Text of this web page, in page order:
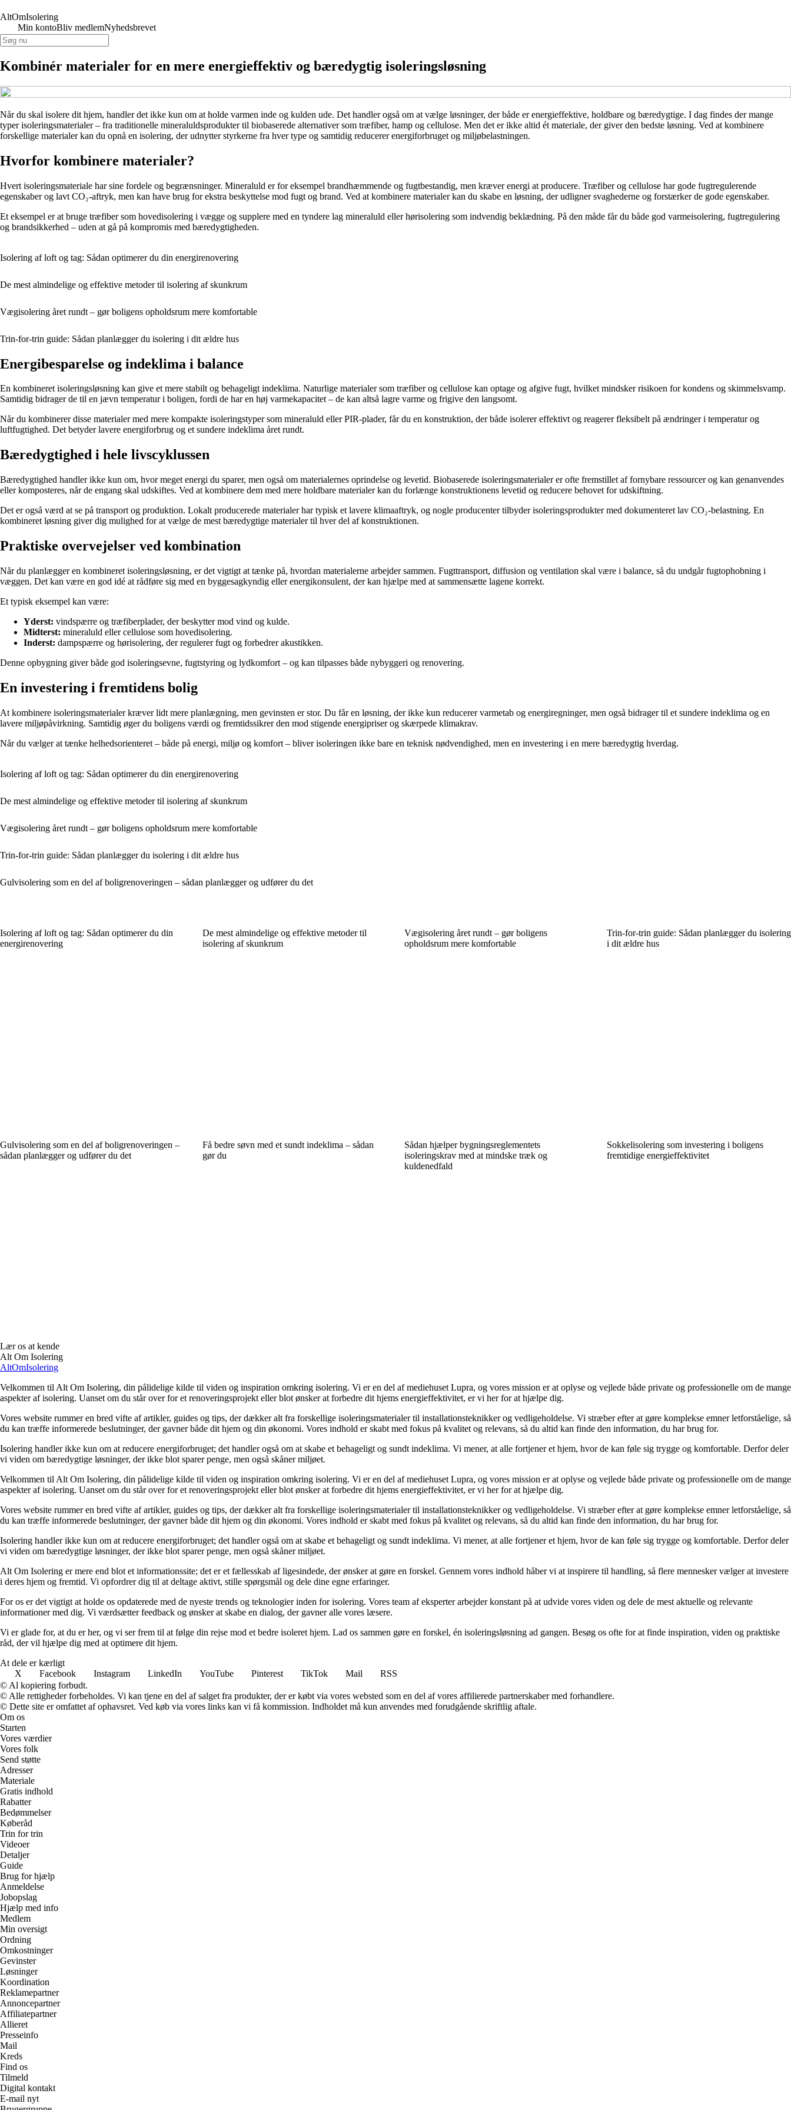
AltOmIsolering
Min kontoBliv medlemNyhedsbrevet
Kombinér materialer for en mere energieffektiv og bæredygtig isoleringsløsning
Når du skal isolere dit hjem, handler det ikke kun om at holde varmen inde og kulden ude. Det handler også om at vælge løsninger, der både er energieffektive, holdbare og bæredygtige. I dag findes der mange
typer isoleringsmaterialer – fra traditionelle mineraluldsprodukter til biobaserede alternativer som træfiber, hamp og cellulose. Men det er ikke altid ét materiale, der giver den bedste løsning. Ved at kombinere
forskellige materialer kan du opnå en isolering, der udnytter styrkerne fra hver type og samtidig reducerer energiforbruget og miljøbelastningen.
Hvorfor kombinere materialer?
Hvert isoleringsmateriale har sine fordele og begrænsninger. Mineraluld er for eksempel brandhæmmende og fugtbestandig, men kræver energi at producere. Træfiber og cellulose har gode fugtregulerende
egenskaber og lavt CO₂-aftryk, men kan have brug for ekstra beskyttelse mod fugt og brand. Ved at kombinere materialer kan du skabe en løsning, der udligner svaghederne og forstærker de gode egenskaber.
Et eksempel er at bruge træfiber som hovedisolering i vægge og supplere med en tyndere lag mineraluld eller hørisolering som indvendig beklædning. På den måde får du både god varmeisolering, fugtregulering
og brandsikkerhed – uden at gå på kompromis med bæredygtigheden.
Isolering af loft og tag: Sådan optimerer du din energirenovering
De mest almindelige og effektive metoder til isolering af skunkrum
Vægisolering året rundt – gør boligens opholdsrum mere komfortable
Trin-for-trin guide: Sådan planlægger du isolering i dit ældre hus
Energibesparelse og indeklima i balance
En kombineret isoleringsløsning kan give et mere stabilt og behageligt indeklima. Naturlige materialer som træfiber og cellulose kan optage og afgive fugt, hvilket mindsker risikoen for kondens og skimmelsvamp.
Samtidig bidrager de til en jævn temperatur i boligen, fordi de har en høj varmekapacitet – de kan altså lagre varme og frigive den langsomt.
Når du kombinerer disse materialer med mere kompakte isoleringstyper som mineraluld eller PIR-plader, får du en konstruktion, der både isolerer effektivt og reagerer fleksibelt på ændringer i temperatur og
luftfugtighed. Det betyder lavere energiforbrug og et sundere indeklima året rundt.
Bæredygtighed i hele livscyklussen
Bæredygtighed handler ikke kun om, hvor meget energi du sparer, men også om materialernes oprindelse og levetid. Biobaserede isoleringsmaterialer er ofte fremstillet af fornybare ressourcer og kan genanvendes
eller komposteres, når de engang skal udskiftes. Ved at kombinere dem med mere holdbare materialer kan du forlænge konstruktionens levetid og reducere behovet for udskiftning.
Det er også værd at se på transport og produktion. Lokalt producerede materialer har typisk et lavere klimaaftryk, og nogle producenter tilbyder isoleringsprodukter med dokumenteret lav CO₂-belastning. En
kombineret løsning giver dig mulighed for at vælge de mest bæredygtige materialer til hver del af konstruktionen.
Praktiske overvejelser ved kombination
Når du planlægger en kombineret isoleringsløsning, er det vigtigt at tænke på, hvordan materialerne arbejder sammen. Fugttransport, diffusion og ventilation skal være i balance, så du undgår fugtophobning i
væggen. Det kan være en god idé at rådføre sig med en byggesagkyndig eller energikonsulent, der kan hjælpe med at sammensætte lagene korrekt.
Et typisk eksempel kan være:
Yderst: vindspærre og træfiberplader, der beskytter mod vind og kulde.
Midterst: mineraluld eller cellulose som hovedisolering.
Inderst: dampspærre og hørisolering, der regulerer fugt og forbedrer akustikken.
Denne opbygning giver både god isoleringsevne, fugtstyring og lydkomfort – og kan tilpasses både nybyggeri og renovering.
En investering i fremtidens bolig
At kombinere isoleringsmaterialer kræver lidt mere planlægning, men gevinsten er stor. Du får en løsning, der ikke kun reducerer varmetab og energiregninger, men også bidrager til et sundere indeklima og en
lavere miljøpåvirkning. Samtidig øger du boligens værdi og fremtidssikrer den mod stigende energipriser og skærpede klimakrav.
Når du vælger at tænke helhedsorienteret – både på energi, miljø og komfort – bliver isoleringen ikke bare en teknisk nødvendighed, men en investering i en mere bæredygtig hverdag.
Isolering af loft og tag: Sådan optimerer du din energirenovering
De mest almindelige og effektive metoder til isolering af skunkrum
Vægisolering året rundt – gør boligens opholdsrum mere komfortable
Trin-for-trin guide: Sådan planlægger du isolering i dit ældre hus
Gulvisolering som en del af boligrenoveringen – sådan planlægger og udfører du det
Isolering af loft og tag: Sådan optimerer du din
energirenovering
De mest almindelige og effektive metoder til
isolering af skunkrum
Vægisolering året rundt – gør boligens
opholdsrum mere komfortable
Trin-for-trin guide: Sådan planlægger du isolering
i dit ældre hus
Gulvisolering som en del af boligrenoveringen –
sådan planlægger og udfører du det
Få bedre søvn med et sundt indeklima – sådan
gør du
Sådan hjælper bygningsreglementets
isoleringskrav med at mindske træk og
kuldenedfald
Sokkelisolering som investering i boligens
fremtidige energieffektivitet
Lær os at kende
Alt Om Isolering
AltOmIsolering
Velkommen til Alt Om Isolering, din pålidelige kilde til viden og inspiration omkring isolering. Vi er en del af mediehuset Lupra, og vores mission er at oplyse og vejlede både private og professionelle om de mange
aspekter af isolering. Uanset om du står over for et renoveringsprojekt eller blot ønsker at forbedre dit hjems energieffektivitet, er vi her for at hjælpe dig.
Vores website rummer en bred vifte af artikler, guides og tips, der dækker alt fra forskellige isoleringsmaterialer til installationsteknikker og vedligeholdelse. Vi stræber efter at gøre komplekse emner letforståelige, så
du kan træffe informerede beslutninger, der gavner både dit hjem og din økonomi. Vores indhold er skabt med fokus på kvalitet og relevans, så du altid kan finde den information, du har brug for.
Isolering handler ikke kun om at reducere energiforbruget; det handler også om at skabe et behageligt og sundt indeklima. Vi mener, at alle fortjener et hjem, hvor de kan føle sig trygge og komfortable. Derfor deler
vi viden om bæredygtige løsninger, der ikke blot sparer penge, men også skåner miljøet.
Velkommen til Alt Om Isolering, din pålidelige kilde til viden og inspiration omkring isolering. Vi er en del af mediehuset Lupra, og vores mission er at oplyse og vejlede både private og professionelle om de mange
aspekter af isolering. Uanset om du står over for et renoveringsprojekt eller blot ønsker at forbedre dit hjems energieffektivitet, er vi her for at hjælpe dig.
Vores website rummer en bred vifte af artikler, guides og tips, der dækker alt fra forskellige isoleringsmaterialer til installationsteknikker og vedligeholdelse. Vi stræber efter at gøre komplekse emner letforståelige, så
du kan træffe informerede beslutninger, der gavner både dit hjem og din økonomi. Vores indhold er skabt med fokus på kvalitet og relevans, så du altid kan finde den information, du har brug for.
Isolering handler ikke kun om at reducere energiforbruget; det handler også om at skabe et behageligt og sundt indeklima. Vi mener, at alle fortjener et hjem, hvor de kan føle sig trygge og komfortable. Derfor deler
vi viden om bæredygtige løsninger, der ikke blot sparer penge, men også skåner miljøet.
Alt Om Isolering er mere end blot et informationssite; det er et fællesskab af ligesindede, der ønsker at gøre en forskel. Gennem vores indhold håber vi at inspirere til handling, så flere mennesker vælger at investere
i deres hjem og fremtid. Vi opfordrer dig til at deltage aktivt, stille spørgsmål og dele dine egne erfaringer.
For os er det vigtigt at holde os opdaterede med de nyeste trends og teknologier inden for isolering. Vores team af eksperter arbejder konstant på at udvide vores viden og dele de mest aktuelle og relevante
informationer med dig. Vi værdsætter feedback og ønsker at skabe en dialog, der gavner alle vores læsere.
Vi er glade for, at du er her, og vi ser frem til at følge din rejse mod et bedre isoleret hjem. Lad os sammen gøre en forskel, én isoleringsløsning ad gangen. Besøg os ofte for at finde inspiration, viden og praktiske
råd, der vil hjælpe dig med at optimere dit hjem.
At dele er kærligt
X
Facebook Instagram LinkedIn YouTube Pinterest TikTok Mail
RSS
© Al kopiering forbudt.
© Alle rettigheder forbeholdes. Vi kan tjene en del af salget fra produkter, der er købt via vores websted som en del af vores affilierede partnerskaber med forhandlere.
© Dette site er omfattet af ophavsret. Ved køb via vores links kan vi få kommission. Indholdet må kun anvendes med forudgående skriftlig aftale.
Om os
Starten
Vores værdier
Vores folk
Send støtte
Adresser
Materiale
Gratis indhold
Rabatter
Bedømmelser
Køberåd
Trin for trin
Videoer
Detaljer
Guide
Brug for hjælp
Anmeldelse
Jobopslag
Hjælp med info
Medlem
Min oversigt
Ordning
Omkostninger
Gevinster
Løsninger
Koordination
Reklamepartner
Annoncepartner
Affiliatepartner
Allieret
Presseinfo
Mail
Kreds
Find os
Tilmeld
Digital kontakt
E-mail nyt